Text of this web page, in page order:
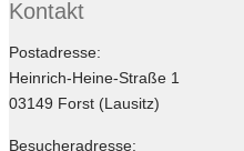
Kontakt
Postadresse:
Heinrich-Heine-Straße 1
03149 Forst (Lausitz)
Besucheradresse: